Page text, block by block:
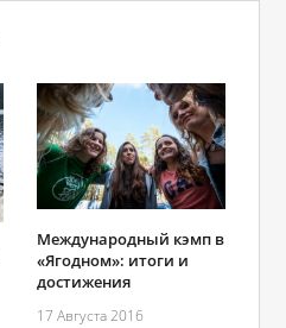
Международный кэмп в
«Ягодном»: итоги и
достижения
17 Августа 2016